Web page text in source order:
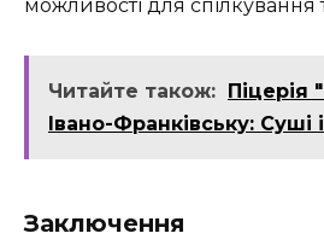
можливості для спілкування
Читайте також: Піцерія
Івано-Франківську: Суші
Заключення